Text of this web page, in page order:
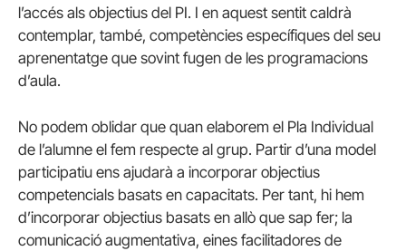
l’accés als objectius del PI. I en aquest sentit caldrà
contemplar, també, competències específiques del seu
aprenentatge que sovint fugen de les programacions
d’aula.
No podem oblidar que quan elaborem el Pla Individual
de l’alumne el fem respecte al grup. Partir d’una model
participatiu ens ajudarà a incorporar objectius
competencials basats en capacitats. Per tant, hi hem
d’incorporar objectius basats en allò que sap fer; la
comunicació augmentativa, eines facilitadores de